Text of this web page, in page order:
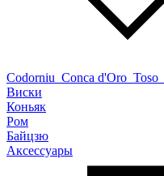
Codorniu Conca d'Oro Toso
Виски
Коньяк
Ром
Байцзю
Аксессуары